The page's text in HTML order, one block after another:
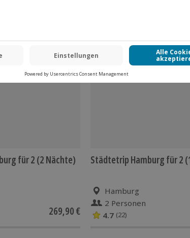
für 2 (2 Nächte)
269,90 €
-15% CLUB DEAL
Städtetrip Hamburg für 2
Hamburg
2 Personen
4.7 (22)